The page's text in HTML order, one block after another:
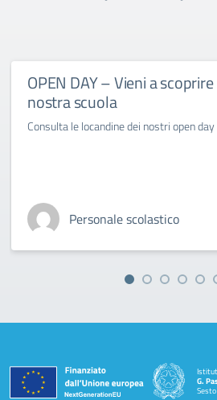
OPEN DAY – Vieni a
nostra scuola
Consulta le locandine dei nostri open day
Personale scolastico
G.